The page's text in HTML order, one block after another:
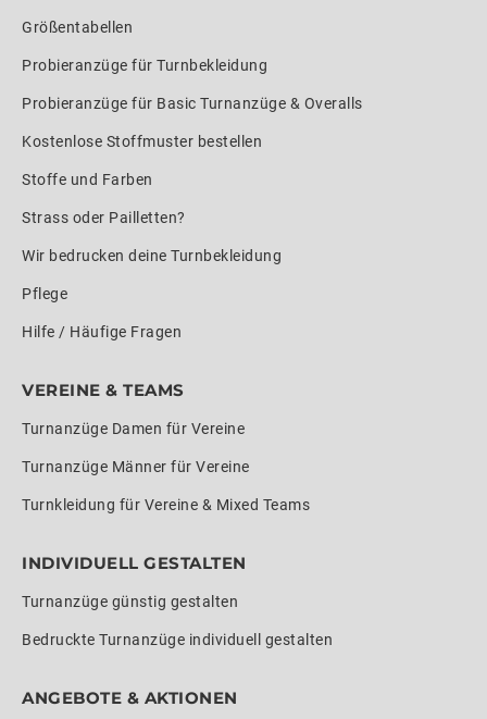
Größentabellen
Probieranzüge für Turnbekleidung
Probieranzüge für Basic Turnanzüge & Overalls
Kostenlose Stoffmuster bestellen
Stoffe und Farben
Strass oder Pailletten?
Wir bedrucken deine Turnbekleidung
Pflege
Hilfe / Häufige Fragen
VEREINE & TEAMS
Turnanzüge Damen für Vereine
Turnanzüge Männer für Vereine
Turnkleidung für Vereine & Mixed Teams
INDIVIDUELL GESTALTEN
Turnanzüge günstig gestalten
Bedruckte Turnanzüge individuell gestalten
ANGEBOTE & AKTIONEN